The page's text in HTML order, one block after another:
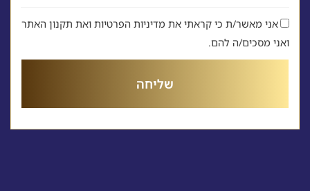
אני מאשר/ת כי קראתי את מדיניות הפרטיות ואת תקנון האתר
ואני מסכים/ה להם.
שליחה